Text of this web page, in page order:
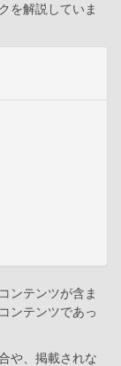
を解説していま
ンテンツが含ま
ンテンツであっ
や、掲載されな